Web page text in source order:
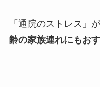
「通院のストレス」
齢の家族連れにもお